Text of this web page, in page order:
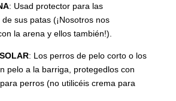
: Usad protector para las
sus patas (¡Nosotros nos
la arena y ellos también!).
: Los perros de pelo corto o los
pelo a la barriga, protegedlos con
perros (no utilicéis crema para